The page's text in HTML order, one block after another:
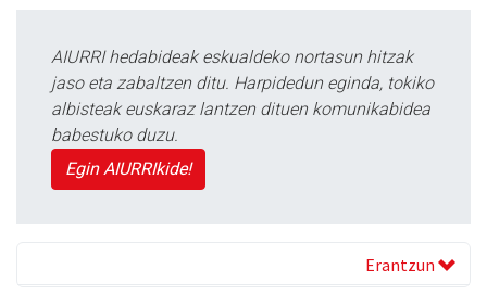
AIURRI hedabideak eskualdeko nortasun hitzak
jaso eta zabaltzen ditu. Harpidedun eginda, tokiko
albisteak euskaraz lantzen dituen komunikabidea
babestuko duzu.
Egin AIURRIkide!
Erantzun